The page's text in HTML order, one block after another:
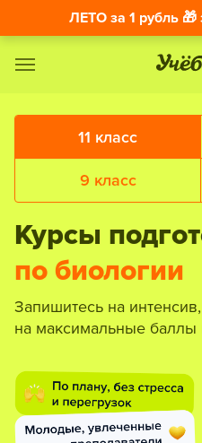
11 класс
9 класс
Курсы
по биологии
Запишитесь на
на максимальные баллы
ЛЕТО за 1 рубль